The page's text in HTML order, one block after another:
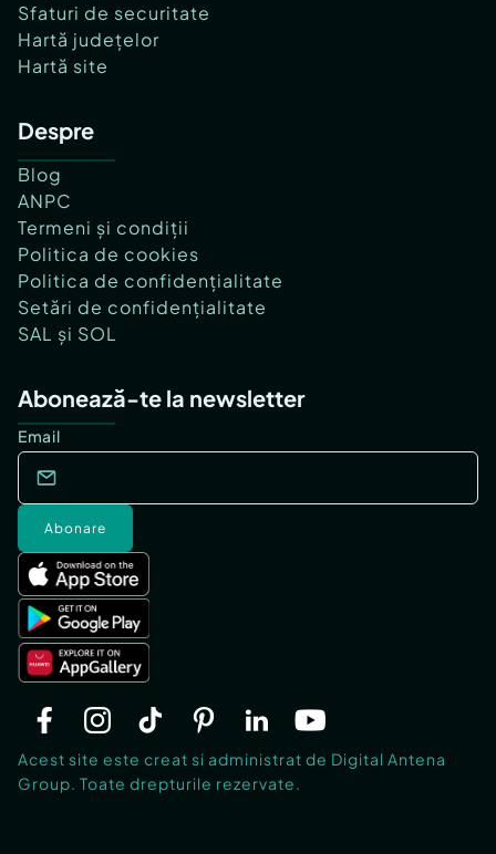
Sfaturi de securitate
Hartă județelor
Hartă site
Despre
Blog
ANPC
Termeni și condiții
Politica de cookies
Politica de confidențialitate
Setări de confidențialitate
SAL și SOL
Abonează-te la newsletter
Email
Abonare
Acest site este creat si administrat de Digital Antena
Group. Toate drepturile rezervate.